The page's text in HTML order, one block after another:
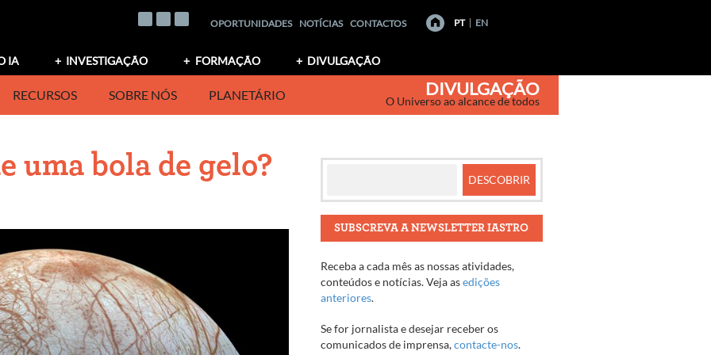
OPORTUNIDADES NOTÍCIAS CONTACTOS PT EN
IA INVESTIGAÇÃO FORMAÇÃO DIVULGAÇÃO
RECURSOS SOBRE NÓS PLANETÁRIO DIVULGAÇÃO
O Universo ao alcance de todos
uma bola de gelo?
SUBSCREVA A NEWSLETTER IASTRO
Receba a cada mês as nossas atividades,
conteúdos e notícias. Veja asedições
anteriores.
Se for jornalista e desejar receber os
comunicados de imprensa,contacte-nos.